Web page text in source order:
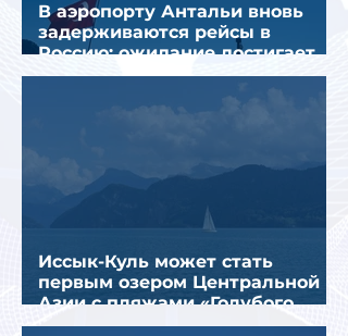
В аэропорту Антальи вновь
задерживаются рейсы в
Россию: ожидание достигает
почти 10 часов
Иссык-Куль может стать
первым озером Центральной
Азии с пляжами «Голубого
флага»